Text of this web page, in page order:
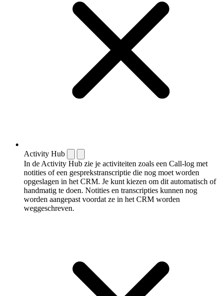
Activity Hub
In de Activity Hub zie je activiteiten zoals een Call-log met
notities of een gespreks­transcriptie die nog moet worden
opgeslagen in het CRM. Je kunt kiezen om dit automatisch of
handmatig te doen. Notities en transcripties kunnen nog
worden aangepast voordat ze in het CRM worden
weggeschreven.